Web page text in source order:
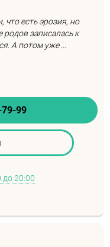
что есть эрозия, но
записалась к
А потом уже ...
99
до 20:00